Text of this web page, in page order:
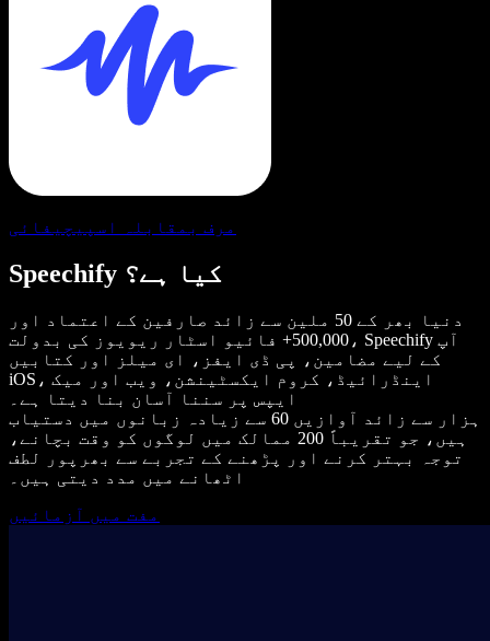
مرف بمقابلہ اسپیچیفائی
Speechify کیا ہے؟
دنیا بھر کے 50 ملین سے زائد صارفین کے اعتماد اور
500,000+ فائیو اسٹار ریویوز کی بدولت، Speechify آپ
کے لیے مضامین، پی ڈی ایفز، ای میلز اور کتابیں
iOS، اینڈرائیڈ، کروم ایکسٹینشن، ویب اور میک
ایپس پر سننا آسان بنا دیتا ہے۔
ہزار سے زائد آوازیں 60 سے زیادہ زبانوں میں دستیاب
ہیں، جو تقریباً 200 ممالک میں لوگوں کو وقت بچانے،
توجہ بہتر کرنے اور پڑھنے کے تجربے سے بھرپور لطف
اٹھانے میں مدد دیتی ہیں۔
مفت میں آزمائیں